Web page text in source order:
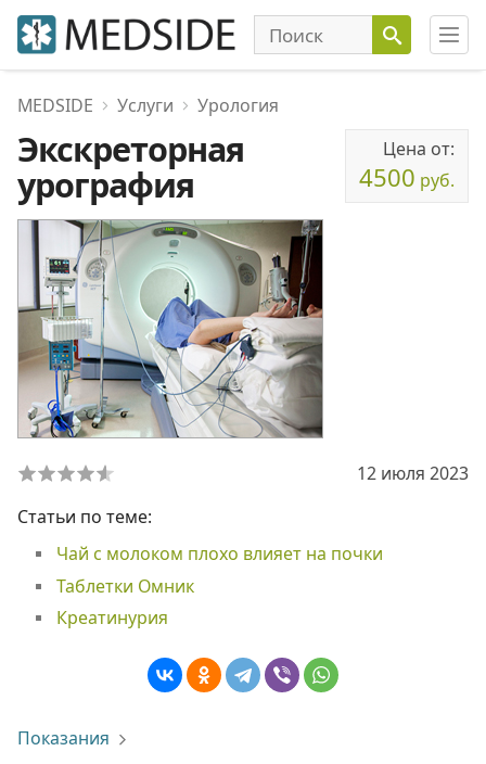
MEDSIDE Услуги Урология
Экскреторная
урография
Цена от:
4500 руб.
12 июля 2023
Статьи по теме:
Чай с молоком плохо влияет на почки
Таблетки Омник
Креатинурия
Показания